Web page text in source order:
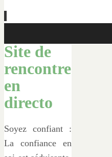
au
contenu
principal
Site de
rencontre
en
directo
Soyez confiant :
La confiance en